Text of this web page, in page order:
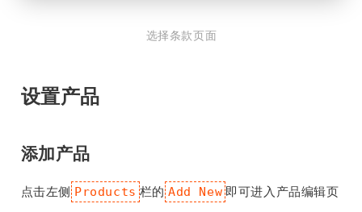
选择条款页面
设置产品
添加产品
点击左侧 Products 栏的 Add New 即可进入产品编辑页